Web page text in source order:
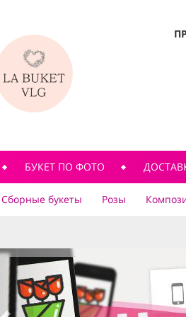
БУКЕТ ПО ФОТО
Сборные букеты Розы
previous